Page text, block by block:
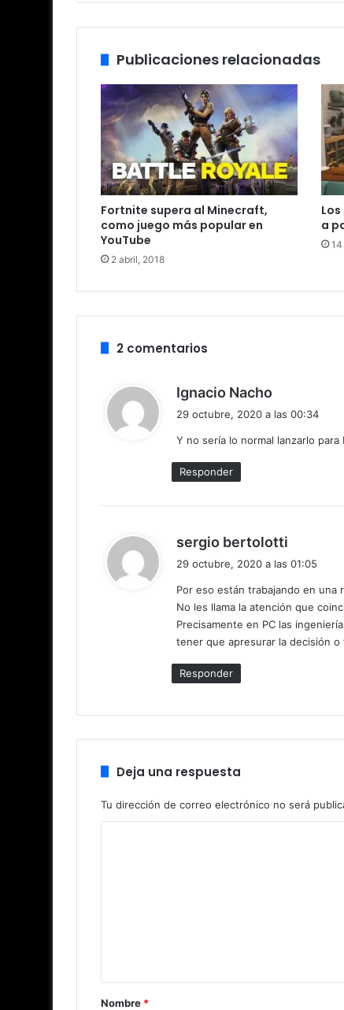
Publicaciones relacionadas
Fortnite supera al Minecraft,
como juego más popular en
YouTube
2 abril, 2018
a
2 comentarios
Ignacio Nacho
e
29 octubre, 2020 a las 00:34
Y no sería lo normal lanzarlo
Responder
sergio bertolotti
e
:
29 octubre, 2020 a las 01:05
Por eso están trabajando en una
No les llama la atención que
Precisamente en PC las
tener que apresurar la decisión
Responder
Deja una respuesta
Tu dirección de correo electrónico no será
rNombre *